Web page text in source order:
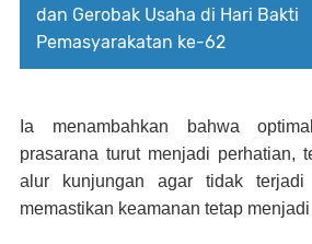
dan Gerobak Usaha di Hari Bakti
Pemasyarakatan ke-62
Ia menambahkan bahwa
prasarana turut menjadi perhatian,
alur kunjungan agar tidak terjadi
memastikan keamanan tetap